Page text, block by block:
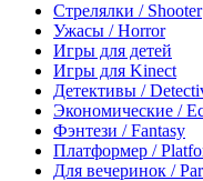
Стрелялки / Shooter
Ужасы / Horror
Игры для детей
Игры для Kinect
Детективы /
Экономические /
Фэнтези / Fantasy
Платформер /
Для вечеринок /